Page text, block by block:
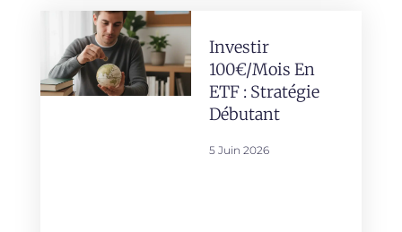
Investir
100€/mois En
ETF : Stratégie
Débutant
5 Juin 2026